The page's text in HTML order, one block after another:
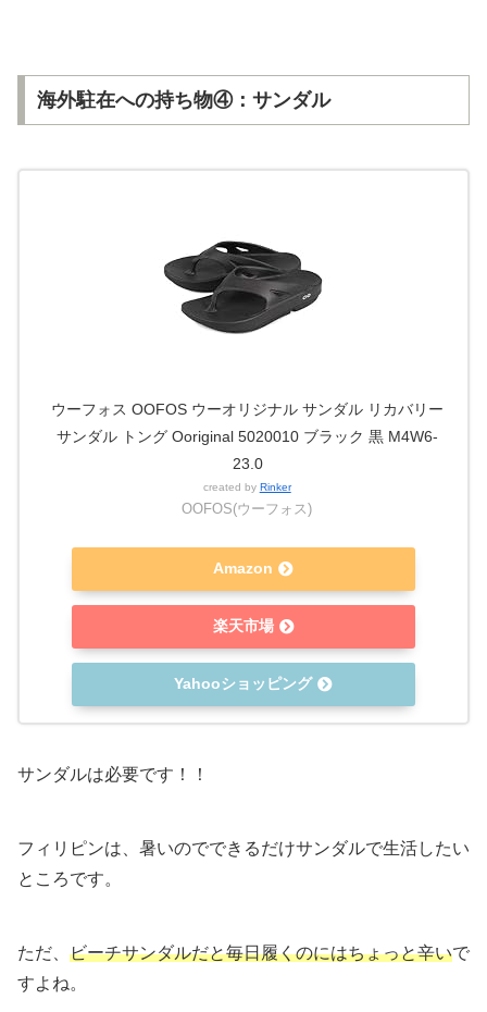
海外駐在への持ち物④：サンダル
ウーフォス OOFOS ウーオリジナル サンダル リカバリー
サンダル トング Ooriginal 5020010 ブラック 黒 M4W6-
23.0
created by Rinker
OOFOS(ウーフォス)
Amazon
楽天市場
Yahooショッピング
サンダルは必要です！！
フィリピンは、暑いのでできるだけサンダルで生活したい
ところです。
ただ、 ビーチサンダルだと毎日履くのにはちょっと辛いで
すよね。